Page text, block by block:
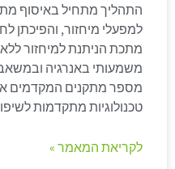
התהליך מתחיל באיסוף
למפעלי מיחזור, והפיכתן
מתכת הניתנת למיחזור
משמעותי באנרגיה
מספר מתקנים המקדמים
טכנולוגיות מתקדמות
לקריאת המאמר »